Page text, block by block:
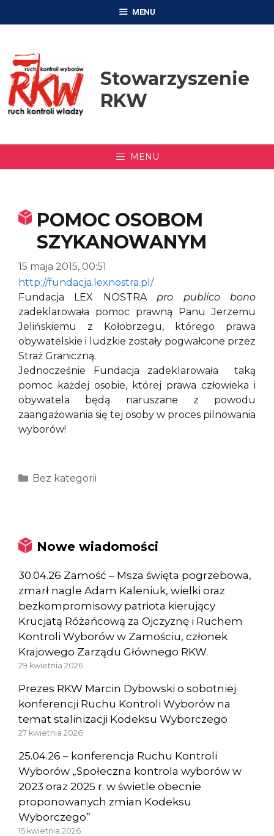
MENU
Stowarzyszenie
RKW
MENU
POMOC OSOBOM
SZYKANOWANYM
15 maja 2015, 00:51
http://fundacja.lexnostra.pl/
Fundacja LEX NOSTRA pro publico bono
zadeklarowała pomoc prawną Panu Jerzemu
Jelińskiemu z Kołobrzegu, którego prawa
obywatelskie i ludzkie zostały pogwałcone przez
Straż Graniczną.
Jednocześnie Fundacja zadeklarowała taką
pomoc każdej osobie, której prawa człowieka i
obywatela będą naruszane z powodu
zaangażowania się tej osoby w proces pilnowania
wyborów!
Kategorie
Bez kategorii
Nowe wiadomości
30.04.26 Zamość – Msza święta pogrzebowa,
zmarł nagle Adam Kaleniuk, wielki oraz
bezkompromisowy patriota kierujący
Krucjatą Różańcową za Ojczyznę i Ruchem
Kontroli Wyborów w Zamościu, członek
Krajowego Zarządu Głównego RKW.
29 kwietnia 2026
Prezes RKW Marcin Dybowski o sobotniej
konferencji Ruchu Kontroli Wyborów na
temat stalinizacji Kodeksu Wyborczego
27 kwietnia 2026
25.04.26 – konferencja Ruchu Kontroli
Wyborów „Społeczna kontrola wyborów w
2023 oraz 2025 r. w świetle obecnie
proponowanych zmian Kodeksu
Wyborczego”
15 kwietnia 2026